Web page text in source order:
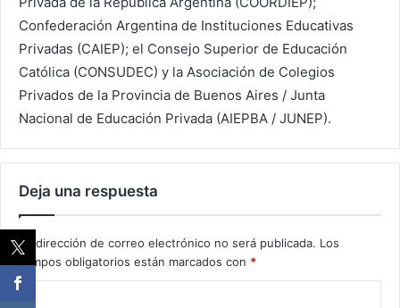
Confederación Argentina de Instituciones Educativas
Privadas (CAIEP); el Consejo Superior de Educación
Católica (CONSUDEC) y la Asociación de Colegios
Privados de la Provincia de Buenos Aires / Junta
Nacional de Educación Privada (AIEPBA / JUNEP).
Deja una respuesta
Tu dirección de correo electrónico no será publicada. Los
campos obligatorios están marcados con *